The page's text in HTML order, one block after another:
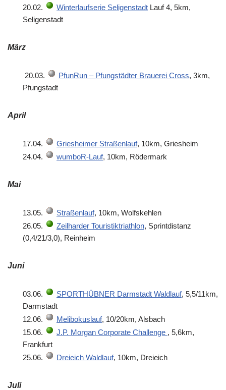
20.02. Winterlaufserie Seligenstadt Lauf 4, 5km,
Seligenstadt
März
20.03. PfunRun – Pfungstädter Brauerei Cross, 3km,
Pfungstadt
April
17.04. Griesheimer Straßenlauf, 10km, Griesheim
24.04.
wumboR-Lauf, 10km, Rödermark
Mai
13.05. Straßenlauf, 10km, Wolfskehlen
26.05.
Zeilharder Touristiktriathlon, Sprintdistanz
(0,4/21/3,0), Reinheim
Juni
03.06. SPORTHÜBNER Darmstadt Waldlauf, 5,5/11km,
Darmstadt
12.06.
Melibokuslauf, 10/20km, Alsbach
15.06.
J.P. Morgan Corporate Challenge , 5,6km,
Frankfurt
25.06.
Dreieich Waldlauf, 10km, Dreieich
Juli